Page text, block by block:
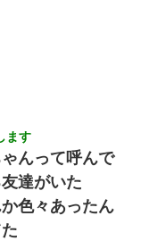
ます
んって呼んで
達がいた
色々あったん